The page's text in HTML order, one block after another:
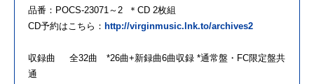
品番：POCS-23071～2 ＊CD 2枚組
CD予約はこちら： http://virginmusic.lnk.to/archives2
収録曲 全32曲 *26曲+新録曲6曲収録 *通常盤・FC限定盤共
通